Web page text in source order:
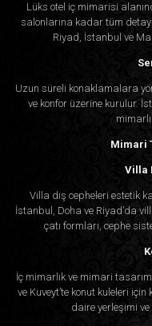
Lüks otel iç mimarisi
salonlarına kadar tüm
Riyad, İstanbul ve
Uzun süreli konaklamalara
ve konfor üzerine kurulur.
Mimari
Villa
Villa dış cepheleri estetik
İstanbul, Doha ve Riyad’da
çatı formları, cephe
İç mimarlık ve mimari
ve Kuveyt’te konut kuleleri
daire yerleşimi